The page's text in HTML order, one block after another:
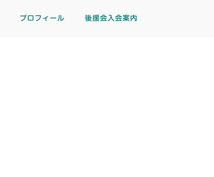
プロフィール 後援会入会案内